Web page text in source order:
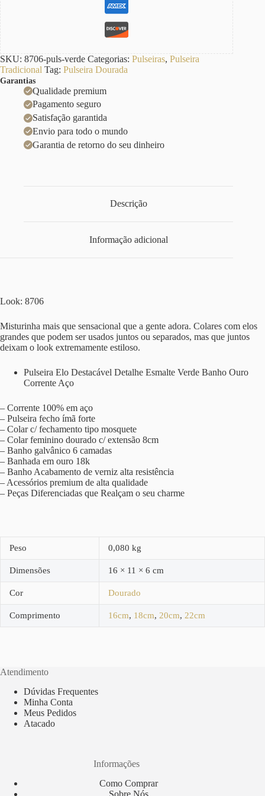
SKU: 8706-puls-verde Categorias: Pulseiras, Pulseira
Tradicional Tag: Pulseira Dourada
Garantias
Qualidade premium
Pagamento seguro
Satisfação garantida
Envio para todo o mundo
Garantia de retorno do seu dinheiro
Descrição
Informação adicional
Look: 8706
Misturinha mais que sensacional que a gente adora. Colares com elos
grandes que podem ser usados juntos ou separados, mas que juntos
deixam o look extremamente estiloso.
Pulseira Elo Destacável Detalhe Esmalte Verde Banho Ouro
Corrente Aço
– Corrente 100% em aço
– Pulseira fecho ímã forte
– Colar c/ fechamento tipo mosquete
– Colar feminino dourado c/ extensão 8cm
– Banho galvânico 6 camadas
– Banhada em ouro 18k
– Banho Acabamento de verniz alta resistência
– Acessórios premium de alta qualidade
– Peças Diferenciadas que Realçam o seu charme
Peso 0,080 kg
Dimensões 16 × 11 × 6 cm
Cor Dourado
Comprimento 16cm, 18cm, 20cm, 22cm
Atendimento
Dúvidas Frequentes
Minha Conta
Meus Pedidos
Atacado
Informações
Como Comprar
Sobre Nós